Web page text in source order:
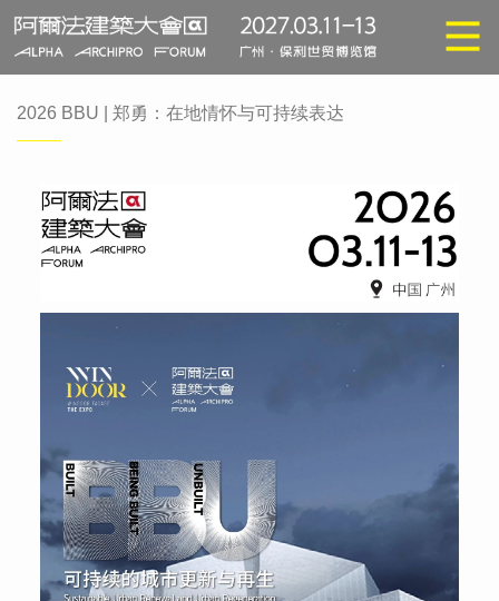
2026 BBU | 郑勇：在地情怀与可持续表达